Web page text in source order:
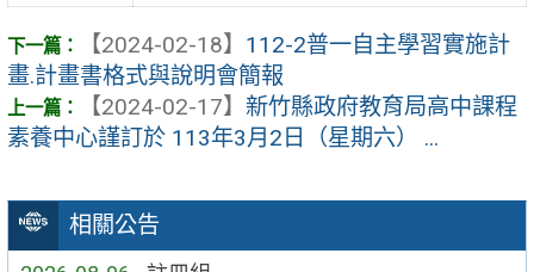
相關公告
【2024-02-18】 112-2普一自主學習實施計
畫.計畫書格式與說明會簡報
【2024-02-17】 新竹縣政府教育局高中課程
素養中心謹訂於 113年3月2日（星期六） ...